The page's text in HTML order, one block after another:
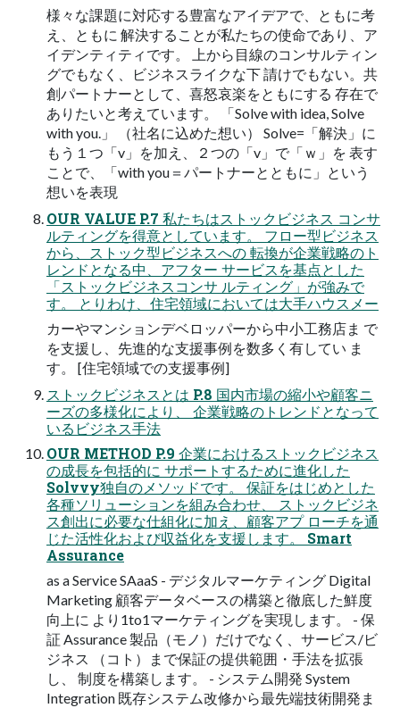
様々な課題に対応する豊富なアイデアで、ともに考
え、ともに 解決することが私たちの使命であり、ア
イデンティティです。 上から目線のコンサルティン
グでもなく、ビジネスライクな下 請けでもない。共
創パートナーとして、喜怒哀楽をともにする 存在で
ありたいと考えています。 「Solve with idea, Solve
with you.」 （社名に込めた想い） Solve=「解決」に
もう１つ「v」を加え、２つの「v」で「ｗ」を 表す
ことで、「with you＝パートナーとともに」という
想いを表現
OUR VALUE P.7 私たちはストックビジネス コンサ
ルティングを得意としています。 フロー型ビジネス
から、ストック型ビジネスへの 転換が企業戦略のト
レンドとなる中、アフター サービスを基点とした
「ストックビジネスコンサ ルティング」が強みで
す。 とりわけ、住宅領域においては大手ハウスメー
カーやマンションデベロッパーから中小工務店ま で
を支援し、先進的な支援事例を数多く有してい ま
す。 [住宅領域での支援事例]
ストックビジネスとは P.8 国内市場の縮小や顧客ニ
ーズの多様化により、 企業戦略のトレンドとなって
いるビジネス手法
OUR METHOD P.9 企業におけるストックビジネス
の成長を包括的に サポートするために進化した
Solvvy独自のメソッドです。 保証をはじめとした
各種ソリューションを組み合わせ、 ストックビジネ
ス創出に必要な仕組化に加え、顧客アプ ローチを通
じた活性化および収益化を支援します。 Smart
Assurance
as a Service SAaaS - デジタルマーケティング Digital
Marketing 顧客データベースの構築と徹底した鮮度
向上に より1to1マーケティングを実現します。 - 保
証 Assurance 製品（モノ）だけでなく、サービス/ビ
ジネス （コト）まで保証の提供範囲・手法を拡張
し、 制度を構築します。 - システム開発 System
Integration 既存システム改修から最先端技術開発ま